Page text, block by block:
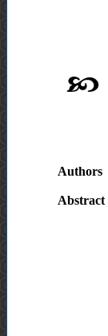
Authors
Abstract